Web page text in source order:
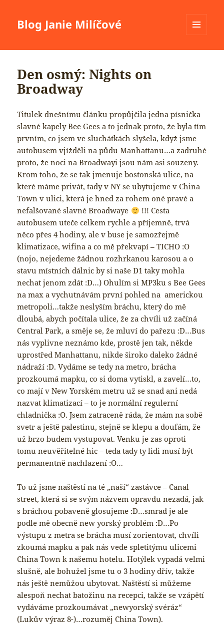
Blog Janie Milíčové
Den osmý: Nights on
Broadway
Titulek dnešnímu článku propůjčila jedna písnička
slavné kapely Bee Gees a to jednak proto, že byla tím
prvním, co jsem ve sluchátkách slyšela, když jsme
autobusem vjížděli na půdu Manhattanu…a zadruhé
proto, že noci na Broadwayi jsou nám asi souzeny.
Krom toho, že se tak jmenuje bostonská ulice, na
které máme privát, tady v NY se ubytujeme v China
Town v ulici, která je hned za rohem oné pravé a
nefalšované slavné Broadwaye
!!! Cesta
autobusem uteče celkem rychle a příjemně, trvá
něco přes 4 hodiny, ale v buse je samozřejmě
klimatizace, wifina a co mě překvapí – TICHO :O
(nojo, nejedeme žádnou rozhrkanou karosou a o
stavu místních dálnic by si naše D1 taky mohla
nechat jenom zdát :D…) Ohulím si MP3ku s Bee Gees
na max a vychutnávám první pohled na americkou
metropoli…takže neslyším bráchu, který do mě
dloubá, abych počítala ulice, že za chvíli už začíná
Central Park, a směje se, že mluví do pařezu :D…Bus
nás vyplivne neznámo kde, prostě jen tak, někde
uprostřed Manhattanu, nikde široko daleko žádné
nádraží :D. Vydáme se tedy na metro, brácha
prozkoumá mapku, co si doma vytiskl, a zavelí…to,
co mají v New Yorském metru už se snad ani nedá
nazvat klimatizací – to je normální regulerní
chladnička :O. Jsem zatraceně ráda, že mám na sobě
svetr a ještě palestinu, stejně se klepu a doufám, že
už brzo budem vystupovat. Venku je zas oproti
tomu neuvěřitelné hic – teda tady ty lidi musí být
permanentně nachlazení :O…
To už jsme naštěstí na té „naší“ zastávce – Canal
street, která si se svým názvem opravdu nezadá, jak
s bráchou pobaveně glosujeme :D…smrad je ale
podle mě obecně new yorský problém :D…Po
výstupu z metra se brácha musí zorientovat, chvíli
zkoumá mapku a pak nás vede spletitýmu ulicemi
China Town k našemu hotelu. Hotýlek vypadá velmi
slušně, ale bohužel jsme tu o 3 hodiny dřív, takže
nás ještě nemůžou ubytovat. Naštěstí si můžeme
alespoň nechat batožinu na recepci, takže se vzápětí
vydáváme prozkoumávat „newyorský svéráz“
(Lukův výraz 8-)…rozuměj China Town).